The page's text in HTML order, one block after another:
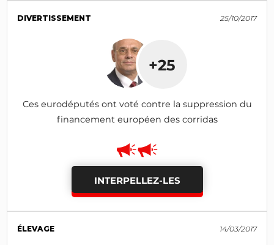
DIVERTISSEMENT 25/10/2017
+25
Ces eurodéputés ont voté contre la suppression du
financement européen des corridas
INTERPELLEZ-LES
ÉLEVAGE 14/03/2017